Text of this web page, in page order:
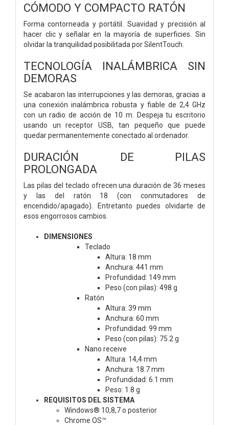
CÓMODO Y COMPACTO RATÓN
Forma contorneada y portátil. Suavidad y precisión al
hacer clic y señalar en la mayoría de superficies. Sin
olvidar la tranquilidad posibilitada por SilentTouch.
TECNOLOGÍA INALÁMBRICA SIN
DEMORAS
Se acabaron las interrupciones y las demoras, gracias a
una conexión inalámbrica robusta y fiable de 2,4 GHz
con un radio de acción de 10 m. Despeja tu escritorio
usando un receptor USB, tan pequeño que puede
quedar permanentemente conectado al ordenador.
DURACIÓN DE PILAS
PROLONGADA
Las pilas del teclado ofrecen una duración de 36 meses
y las del ratón 18 (con conmutadores de
encendido/apagado). Entretanto puedes olvidarte de
esos engorrosos cambios.
DIMENSIONES
Teclado
Altura: 18 mm
Anchura: 441 mm
Profundidad: 149 mm
Peso (con pilas): 498 g
Ratón
Altura: 39 mm
Anchura: 60 mm
Profundidad: 99 mm
Peso (con pilas): 75.2 g
Nano receive
Altura: 14,4 mm
Anchura: 18.7 mm
Profundidad: 6.1 mm
Peso: 1.8 g
REQUISITOS DEL SISTEMA
Windows® 10,8,7 o posterior
Chrome OS™